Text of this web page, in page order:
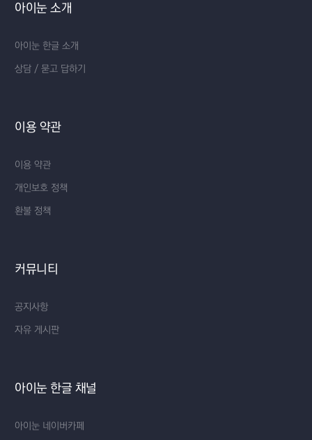
아이눈 소개
아이눈 한글 소개
상담 / 묻고 답하기
이용 약관
이용 약관
개인보호 정책
환불 정책
커뮤니티
공지사항
자유 게시판
아이눈 한글 채널
아이눈 네이버카페